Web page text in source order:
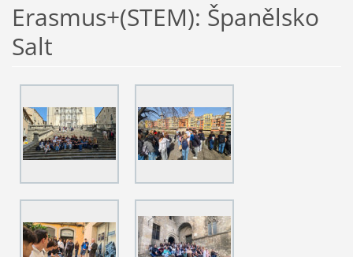
Erasmus+(STEM): Španělsko
Salt